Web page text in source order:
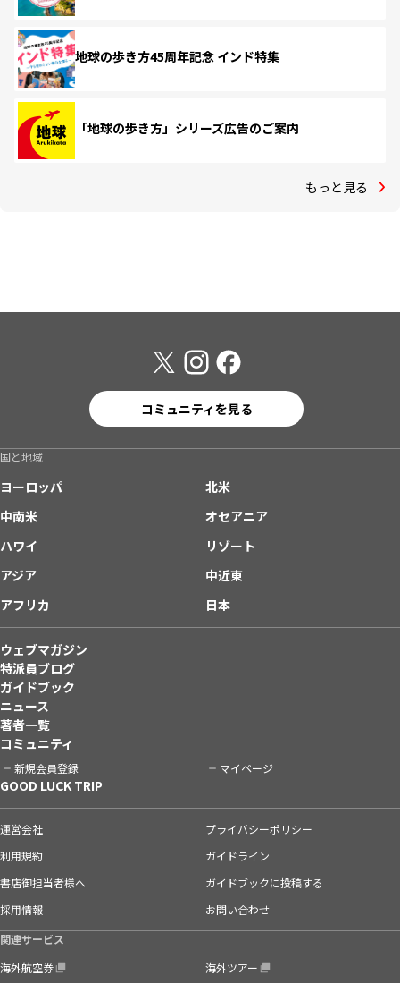
地球の歩き方45周年記念 インド特集
「地球の歩き方」シリーズ広告のご案内
もっと見る
コミュニティを見る
国と地域
ヨーロッパ
北米
中南米
オセアニア
ハワイ
リゾート
アジア
中近東
アフリカ
日本
ウェブマガジン
特派員ブログ
ガイドブック
ニュース
著者一覧
コミュニティ
新規会員登録 マイページ
GOOD LUCK TRIP
運営会社
プライバシーポリシー
利用規約
ガイドライン
書店御担当者様へ
ガイドブックに投稿する
採用情報
お問い合わせ
関連サービス
海外航空券
海外ツアー